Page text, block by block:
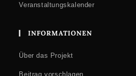
Veranstaltungskalender
INFORMATIONEN
Über das Projekt
Beitrag vorschlagen